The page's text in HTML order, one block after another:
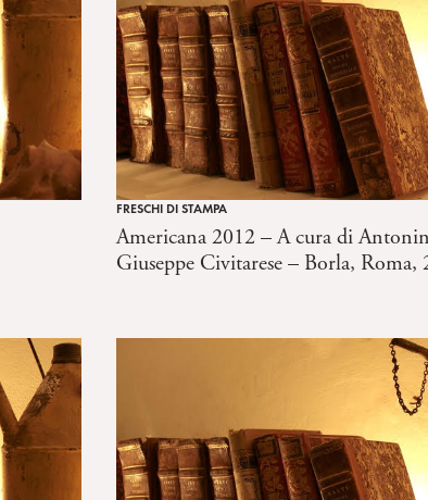
FRESCHI DI STAMPA
Americana 2012 – A cura di
Giuseppe Civitarese – Borla, Roma,